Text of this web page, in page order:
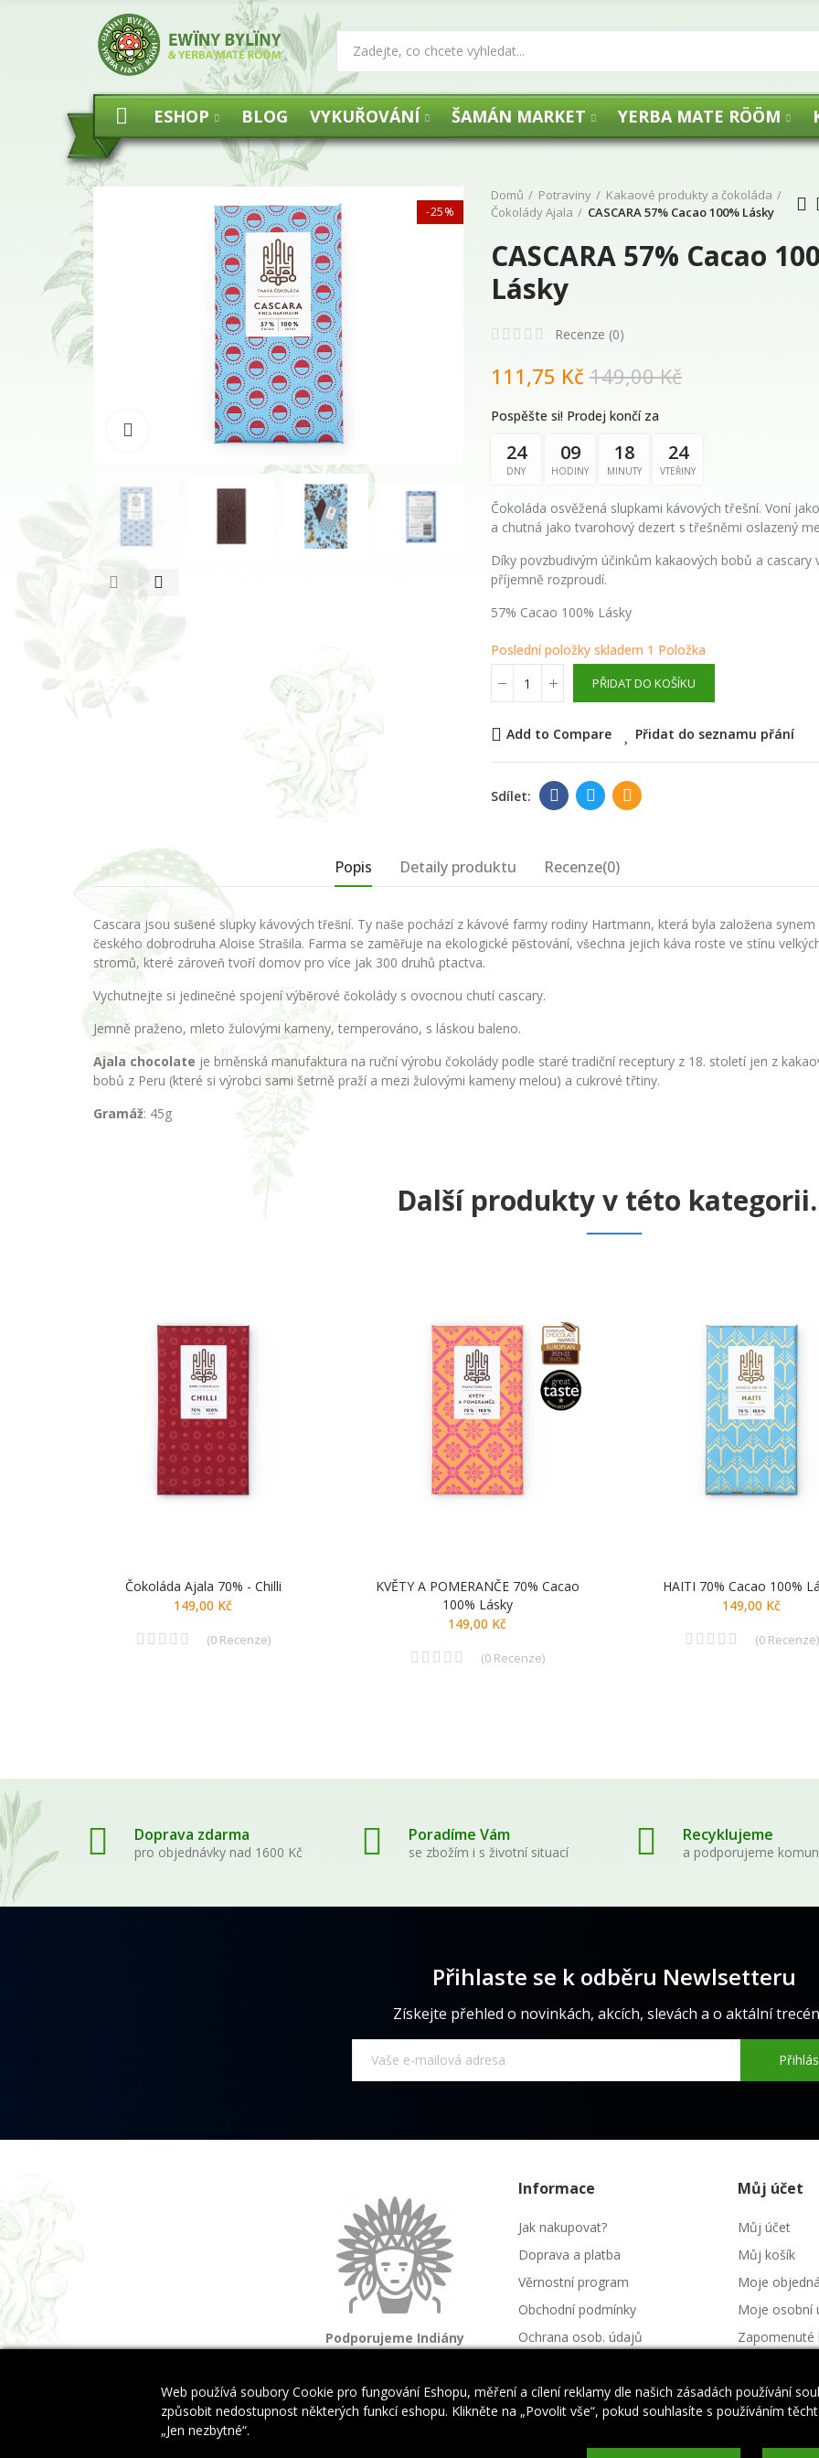
ESHOP BLOG VYKUŘOVÁNÍ ŠAMÁN MARKET YERBA MATE RÖÖM
-25%
Klikněte pro zvětšení
Domů Potraviny
Kakaové produkty a čokoláda
Čokolády Ajala
CASCARA 57% Cacao 100% Lásky
CASCARA 57% Cacao
Lásky
Recenze (0)
111,75 Kč 149,00 Kč
Pospěšte si! Prodej končí za
24
DNY
09
HODINY
18
MINUTY
23
VTEŘINY
Čokoláda osvěžená slupkami kávových třešní. Voní
a chutná jako tvarohový dezert s třešněmi oslazený
Díky povzbudivým účinkům kakaových bobů a cascary
příjemně rozproudí.
57% Cacao 100% Lásky
Poslední položky skladem 1 Položka
PŘIDAT DO KOŠÍKU
Add to Compare Přidat do seznamu přání
Popis Detaily produktu Recenze(0)
Cascara jsou sušené slupky kávových třešní. Ty naše pochází z kávové farmy rodiny Hartmann, která byla založena synem
českého dobrodruha Aloise Strašila. Farma se zaměřuje na ekologické pěstování, všechna jejich káva roste ve stínu
stromů, které zároveň tvoří domov pro více jak 300 druhů ptactva.
Vychutnejte si jedinečné spojení výběrové čokolády s ovocnou chutí cascary.
Jemně praženo, mleto žulovými kameny, temperováno, s láskou baleno.
Ajala chocolate je brněnská manufaktura na ruční výrobu čokolády podle staré tradiční receptury z 18. století jen z
bobů z Peru (které si výrobci sami šetrně praží a mezi žulovými kameny melou) a cukrové třtiny.
Gramáž: 45g
WAYUSA
celé
listy 100g
Další produkty v této
Čokoláda Ajala 70% - Chilli
149,00 Kč
(0Recenze)
KVĚTY A POMERANČE 70% Cacao
100% Lásky
149,00 Kč
(0Recenze)
HAITI 70% Cacao 100%
149,00 Kč
(0Recenze)
Doprava zdarma
pro objednávky nad 1600 Kč
Poradíme Vám
se zbožím i s životní situací
Recyklujeme
a podporujeme
Přihlaste se k odběru Newlsetteru
Získejte přehled o novinkách, akcích, slevách a o aktální
Podporujeme Indiány
a domorodé kmeny
Informace
Jak nakupovat?
Doprava a platba
Věrnostní program
Obchodní podmínky
Ochrana osob. údajů
Můj účet
Můj účet
Můj košík
Moje
Moje osobní
Zapomenuté
Copyright © 2024 EwinyByliny.cz. All Rights Reserved.
Web používá soubory Cookie pro fungování Eshopu, měření a cílení reklamy dle našich zásadách používání
způsobit nedostupnost některých funkcí eshopu. Klikněte na „Povolit vše“, pokud souhlasíte s používáním
„Jen nezbytné“.